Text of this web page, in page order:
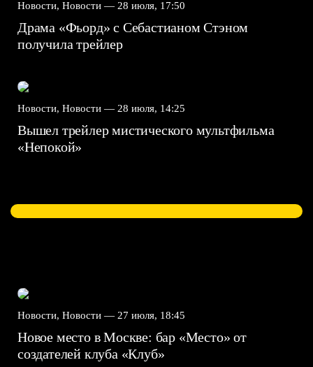
Новости, Новости — 28 июля, 17:50
Драма «Фьорд» с Себастианом Стэном
получила трейлер
Новости, Новости — 28 июля, 14:25
Вышел трейлер мистического мультфильма
«Непокой»
Новости, Новости — 27 июля, 18:45
Новое место в Москве: бар «Место» от
создателей клуба «Клуб»